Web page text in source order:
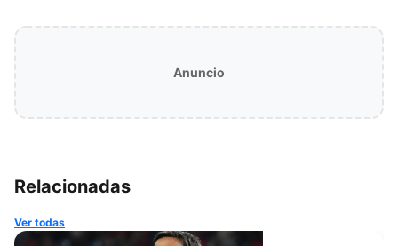
Anuncio
Relacionadas
Ver todas